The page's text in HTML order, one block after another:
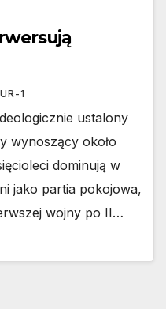
1
ustalony
wynoszący około
dominują w
jako partia pokojowa,
wojny po II…